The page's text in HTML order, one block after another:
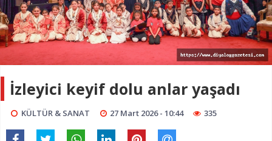
İzleyici keyif dolu anlar yaşadı
KÜLTÜR & SANAT 27 Mart 2026 - 10:44 335